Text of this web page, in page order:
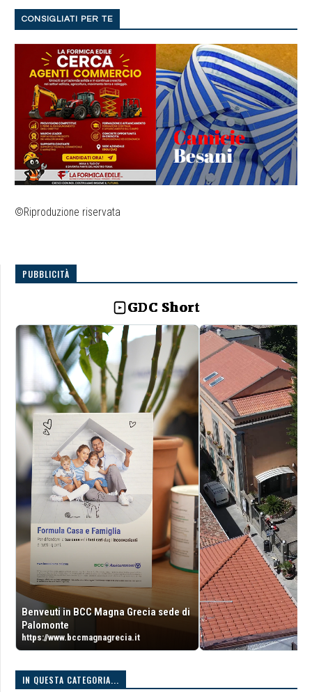
CONSIGLIATI PER TE
©Riproduzione riservata
PUBBLICITÀ
GDC Short
Benveuti in BCC Magna Grecia sede di
Palomonte
https://www.bccmagnagrecia.it
IN QUESTA CATEGORIA...